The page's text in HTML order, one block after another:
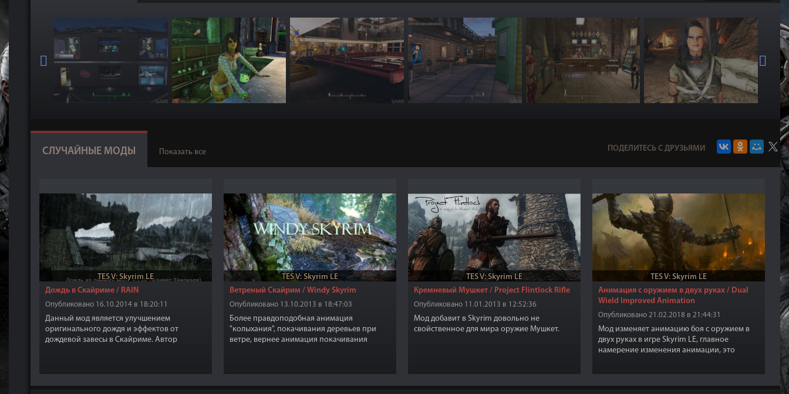
СЛУЧАЙНЫЕ МОДЫ Показать все ПОДЕЛИТЕСЬ С ДРУЗЬЯМИ
TES V: Skyrim LE
Дождь в Скайриме / RAIN
Опубликовано 16.10.2014 в 18:20:11
Данный мод является улучшением
оригинального дождя и эффектов от
дождевой завесы в Скайриме. Автор
TES V: Skyrim LE
Ветреный Скайрим / Windy Skyrim
Опубликовано 13.10.2013 в 18:47:03
Более правдоподобная анимация
"колыхания", покачивания деревьев при
ветре, вернее анимация покачивания
TES V: Skyrim LE
Кремневый Мушкет / Project Flintlock Rifle
Опубликовано 11.01.2013 в 12:52:36
Мод добавит в Skyrim довольно не
свойственное для мира оружие Мушкет.
TES V: Skyrim LE
Анимация с оружием в двух руках / Dual
Wield Improved Animation
Опубликовано 21.02.2018 в 21:44:31
Мод изменяет анимацию боя с оружием в
двух руках в игре Skyrim LE, главное
намерение изменения анимации, это